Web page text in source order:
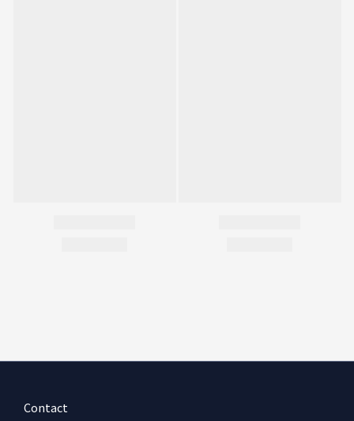
Contact